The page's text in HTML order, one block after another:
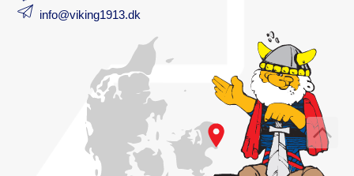
info@viking1913.dk